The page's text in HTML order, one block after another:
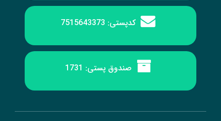
کدپستی: 7515643373
صندوق پستی: 1731